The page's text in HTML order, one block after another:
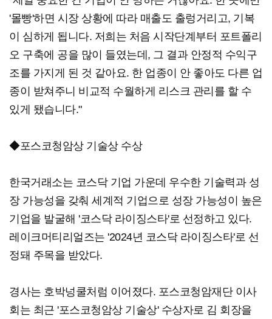
'몰빵'하면 시장 상황에 따라 매출도 출렁거리고, 기복
이 심하게 됩니다. 저희는 처음 시작단계부터 포트폴리
오 구축에 공을 많이 들였는데, 그 결과 안정적 수익구
조를 가지게 된 것 같아요. 한 업종이 안 좋아도 다른 업
종이 받쳐주니 비교적 수월하게 리스크 관리를 할 수
있게 됐습니다."
◆포스코청암상 기술상 수상
한국거래소는 코스닥 기업 가운데 우수한 기술력과 성
장 가능성을 갖춰 세계적 기업으로 성장 가능성이 높은
기업을 발굴해 '코스닥 라이징스타'로 선정하고 있다.
레이크머티리얼즈는 '2024년 코스닥 라이징스타'로 선
정돼 주목을 받았다.
경사는 호박넝쿨처럼 이어졌다. 포스코청암재단 이사
회는 최근 '포스코청암상 기술상' 수상자로 김 회장을